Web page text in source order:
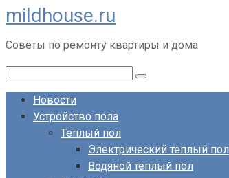
Перейти
к
контенту
mildhouse.ru
Советы по ремонту квартиры и дома
Новости
Устройство пола
Теплый пол
Электрический теплый пол
Водяной теплый пол